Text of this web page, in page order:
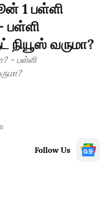
1 பள்ளி
பள்ளி
நியூஸ் வருமா?
Follow Us